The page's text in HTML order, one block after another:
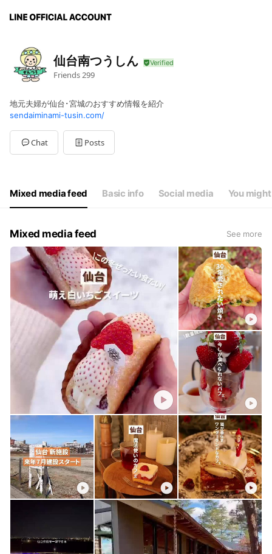
仙台南つうしん
Friends 299
地元夫婦が仙台･宮城のおすすめ情報を紹介
sendaiminami-tusin.com/
Chat Posts
Mixed media feed Basic info Social media You
Mixed media feed See more